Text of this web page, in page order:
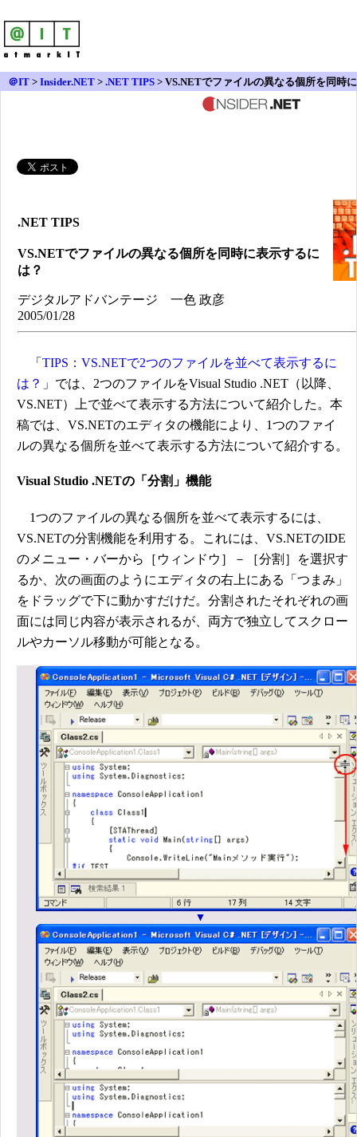
＠IT > Insider.NET > .NET TIPS > VS.NETでファイルの異なる個所を同時に
.NET TIPS
VS.NETでファイルの異なる個所を同時に表示するに
は？
デジタルアドバンテージ 一色 政彦
2005/01/28
「 TIPS：VS.NETで2つのファイルを並べて表示するに
は？ 」では、2つのファイルをVisual Studio .NET（以降、
VS.NET）上で並べて表示する方法について紹介した。本
稿では、VS.NETのエディタの機能により、1つのファイ
ルの異なる個所を並べて表示する方法について紹介する。
Visual Studio .NETの「分割」機能
1つのファイルの異なる個所を並べて表示するには、
VS.NETの分割機能を利用する。これには、VS.NETのIDE
のメニュー・バーから［ウィンドウ］－［分割］を選択す
るか、次の画面のようにエディタの右上にある「つまみ」
をドラッグで下に動かすだけだ。分割されたそれぞれの画
面には同じ内容が表示されるが、両方で独立してスクロー
ルやカーソル移動が可能となる。